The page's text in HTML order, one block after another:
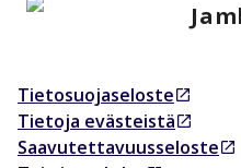
Tietosuojaseloste
Avautuu uudessa
Tietoja evästeistä
Avautuu uudessa
Saavutettavuusseloste
Avautuu uudessa